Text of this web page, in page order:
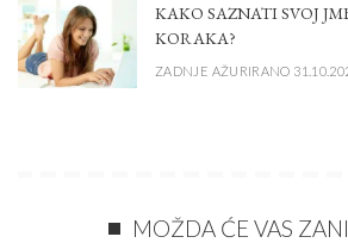
KAKO SAZNATI SVOJ
KORAKA?
ZADNJE AŽURIRANO
MOŽDA ĆE VAS